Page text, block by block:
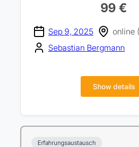
99 €
Sep 9, 2025
online
Sebastian Bergmann
Show details
Erfahrungsaustausch